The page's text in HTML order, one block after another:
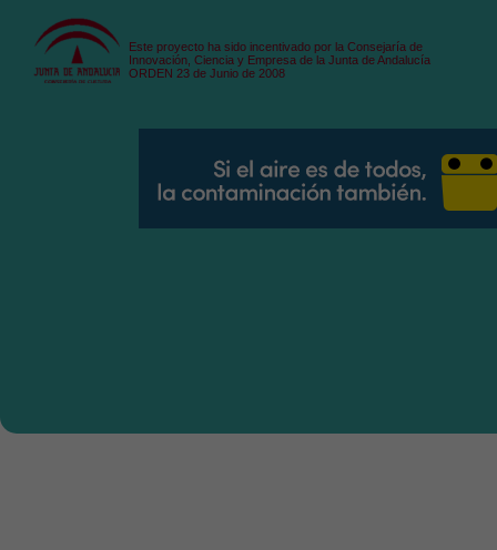
Este proyecto ha sido incentivado por la Consejaría de
Innovación, Ciencia y Empresa de la Junta de Andalucía
ORDEN 23 de Junio de 2008